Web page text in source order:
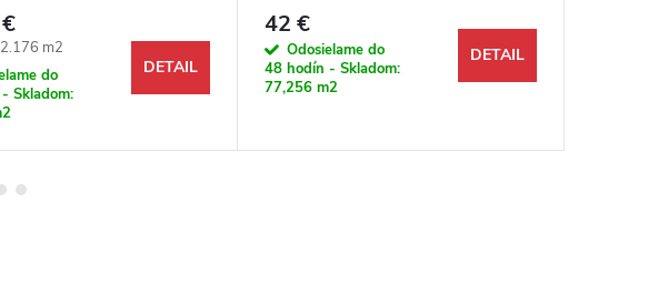
cena:m2
do
Skladom:
DETAIL
M4V Dlažba
42 €
Odosielame do
48 hodín - Skladom:
77,256 m2
DETAIL